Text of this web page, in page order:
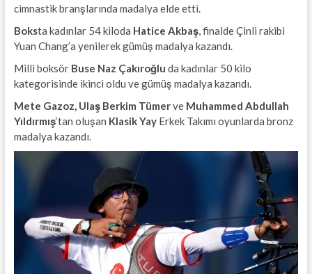
cimnastik branşlarında madalya elde etti.
Boksta kadınlar 54 kiloda Hatice Akbaş, finalde Çinli rakibi
Yuan Chang’a yenilerek gümüş madalya kazandı.
Milli boksör Buse Naz Çakıroğlu da kadınlar 50 kilo
kategorisinde ikinci oldu ve gümüş madalya kazandı.
Mete Gazoz, Ulaş Berkim TümerveMuhammed Abdullah
Yıldırmış‘tan oluşan Klasik Yay Erkek Takımı oyunlarda bronz
madalya kazandı.